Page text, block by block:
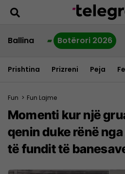
Ballina Botërori 2026
Prishtina Prizreni Peja
Fun > Fun Lajme
Momenti kur një
qenin duke rënë
të fundit të